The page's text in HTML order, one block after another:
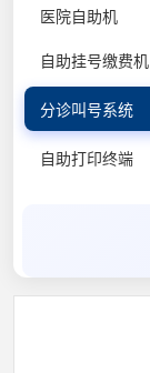
医院自助机
自助挂号缴费机
分诊叫号系统
自助打印终端